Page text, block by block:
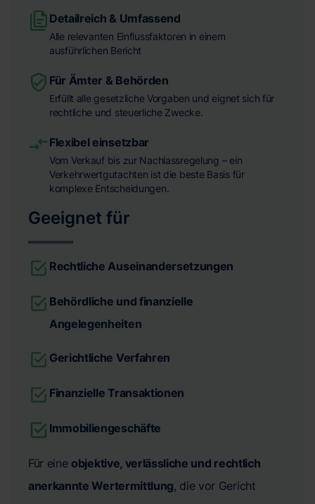
Detailreich & Umfassend
Alle relevanten Einflussfaktoren in einem
ausführlichen Bericht
Für Ämter & Behörden
Erfüllt alle gesetzliche Vorgaben und eignet sich für
rechtliche und steuerliche Zwecke.
Flexibel einsetzbar
Vom Verkauf bis zur Nachlassregelung – ein
Verkehrwertgutachten ist die beste Basis für
komplexe Entscheidungen.
Geeignet für
Rechtliche Auseinandersetzungen
Behördliche und finanzielle
Angelegenheiten
Gerichtliche Verfahren
Finanzielle Transaktionen
Immobiliengeschäfte
Für eine objektive, verlässliche und rechtlich
anerkannte Wertermittlung, die vor Gericht